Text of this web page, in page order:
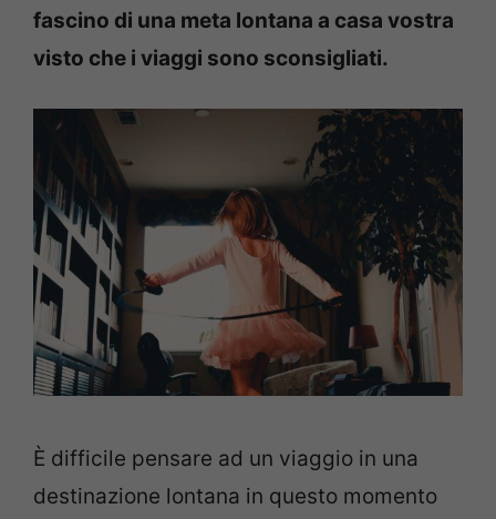
fascino di una meta lontana a casa vostra
visto che i viaggi sono sconsigliati.
È difficile pensare ad un viaggio in una
destinazione lontana in questo momento